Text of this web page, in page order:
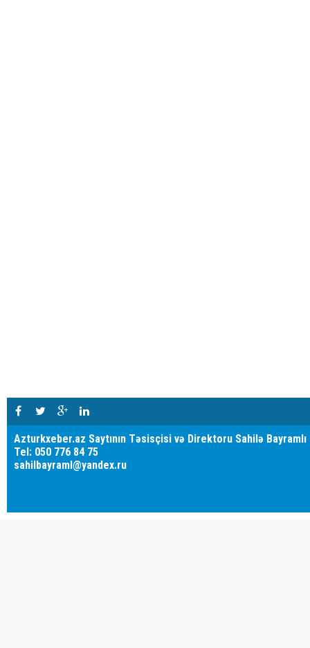
Azturkxeber.az Saytının Təsisçisi və Direktoru Sahilə Bayramlı
Tel: 050 776 84 75
sahilbayraml@yandex.ru